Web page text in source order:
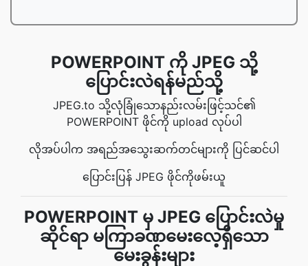
POWERPOINT ကို JPEG သို့
ပြောင်းလဲရန်မည်သို့
JPEG.to သို့လုံခြုံသောနည်းလမ်းဖြင့်သင်၏
POWERPOINT ဖိုင်ကို upload လုပ်ပါ
လိုအပ်ပါက အရည်အသွေးဆက်တင်များကို ပြင်ဆင်ပါ
ပြောင်းပြန် JPEG ဖိုင်ကိုဖမ်းယူ
POWERPOINT မှ JPEG ပြောင်းလဲမှု
ဆိုင်ရာ မကြာခဏမေးလေ့ရှိသော
မေးခွန်းများ